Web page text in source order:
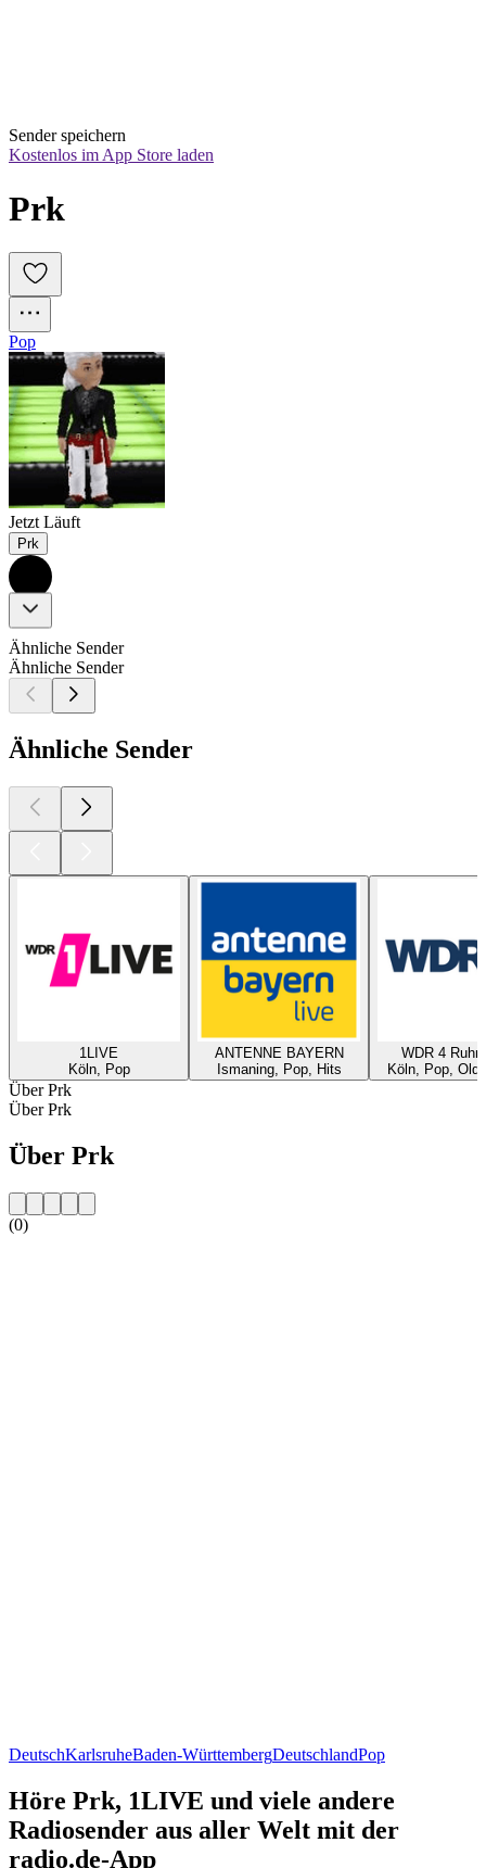
Sender speichern
Kostenlos im App Store laden
Prk
Pop
Jetzt Läuft
Prk
Ähnliche Sender
Ähnliche Sender
Ähnliche Sender
1LIVE
Köln, Pop
ANTENNE BAYERN
Ismaning, Pop, Hits
WDR 4
Köln, Pop,
Über Prk
Über Prk
Über Prk
(0)
DeutschKarlsruheBaden-WürttembergDeutschlandPop
Höre Prk, 1LIVE und viele andere
Radiosender aus aller Welt mit der
radio.de-App